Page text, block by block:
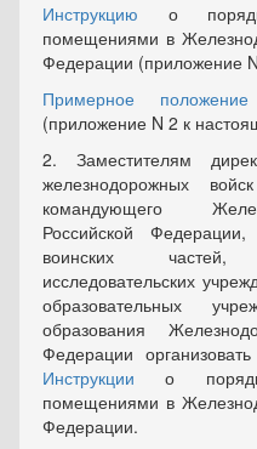
Инструкцию о
помещениями в
Федерации (приложение
Примерное положение
(приложение N 2 к
2. Заместителям
железнодорожных
командующего
Российской
воинских частей,
исследовательских
образовательных
образования
Федерации
Инструкции о
помещениями в
Федерации.